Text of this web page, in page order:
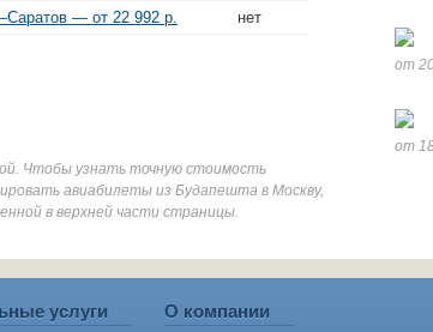
— от 22 992 р. нет
Чтобы узнать точную стоимость
авиабилеты из Будапешта в Москву,
в верхней части страницы.
от
от
услуги О компании